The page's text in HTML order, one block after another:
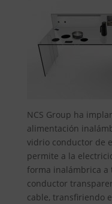
NCS Group ha
alimentación
vidrio conductor de
permite a la
forma inalámbrica a
conductor
cable, transfiriendo